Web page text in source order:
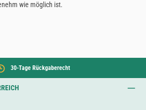
wie möglich ist.
30-Tage Rückgaberecht